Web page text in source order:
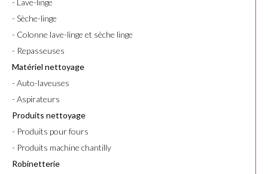
- Lave-linge
- Sèche-linge
- Colonne lave-linge et sèche linge
- Repasseuses
Matériel nettoyage
- Auto-laveuses
- Aspirateurs
Produits nettoyage
- Produits pour fours
- Produits machine chantilly
Robinetterie